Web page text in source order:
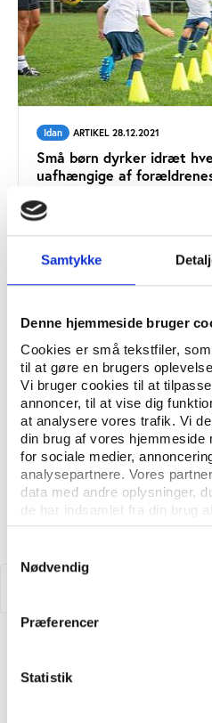
Samtykke
Denne hjemmeside bruger
Cookies er små tekstfiler,
til at gøre en brugers
Vi bruger cookies til at
annoncer, til at vise dig
at analysere vores trafik. Vi
din brug af vores hjemmeside
for sociale medier,
analysepartnere. Vores
data med andre oplysninger,
de har indsamlet fra din brug
Nødvendig
Præferencer
Statistik
Idan ARTIKEL 28.12.2021
Små børn dyrker idræt
uafhængige af
undersøgelsen
motions- og
Status på danskernes
Notat 1 i 'Danskernes